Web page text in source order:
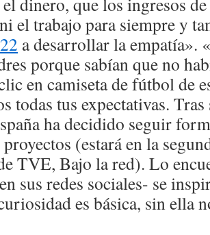
el trabajo para siempre y
a desarrollar la empatía».
porque sabían que no
en camiseta de fútbol de
todas tus expectativas.
ha decidido seguir
(estará en la
TVE, Bajo la red). Lo
sus redes sociales- se
es básica, sin ella